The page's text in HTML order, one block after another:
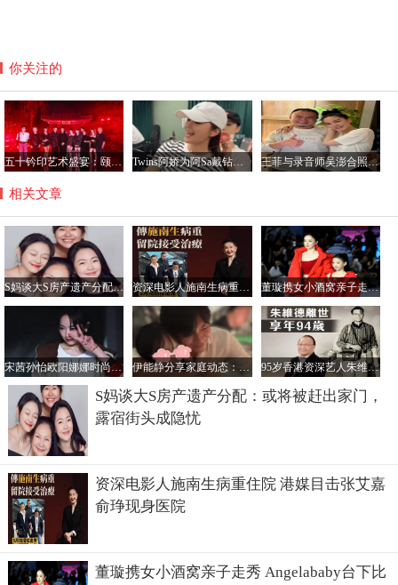
你关注的
五十钤印艺术盛宴：颐和园星光璀璨，群星共铸艺术新篇章 Twins阿娇为阿Sa戴钻石项链，阿Sa宣布结婚感情稳定 王菲与录音师吴澎合照曝光，56岁状态惊艳引热议
相关文章
S妈谈大S房产遗产分配：或将被赶出家门，露宿街头成隐忧 资深电影人施南生病重住院 港媒目击张艾嘉俞琤现身医院 董璇携女小酒窝亲子走秀 Angelababy台下比心送暖
宋茜孙怡欧阳娜娜时尚闪耀 刘昊然张康乐潮酷登场 伊能静分享家庭动态：秦昊为新电影忙碌，米粒身高直追爸爸 95岁香港资深艺人朱维德逝世 曾为TVB开台元老之一
S妈谈大S房产遗产分配：或将被赶出家门，
露宿街头成隐忧
资深电影人施南生病重住院 港媒目击张艾嘉
俞琤现身医院
董璇携女小酒窝亲子走秀 Angelababy台下比